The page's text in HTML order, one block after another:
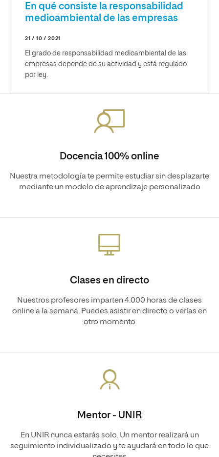
En qué consiste la responsabilidad
medioambiental de las empresas
21 / 10 / 2021
El grado de responsabilidad medioambiental de las
empresas depende de su actividad y está regulado
por ley.
Docencia 100% online
Nuestra metodología te permite estudiar sin desplazarte
mediante un modelo de aprendizaje personalizado
Clases en directo
Nuestros profesores imparten 4.000 horas de clases
online a la semana. Puedes asistir en directo o verlas en
otro momento
Mentor - UNIR
En UNIR nunca estarás solo. Un mentor realizará un
seguimiento individualizado y te ayudará en todo lo que